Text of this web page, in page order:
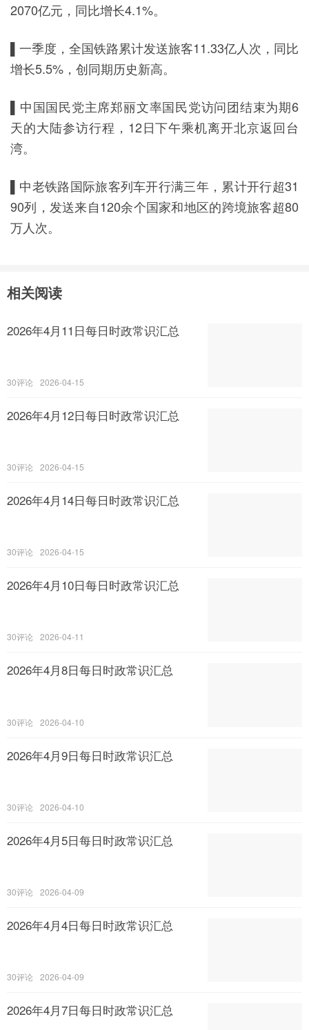
2070亿元，同比增长4.1%。
▌一季度，全国铁路累计发送旅客11.33亿人次，同比
增长5.5%，创同期历史新高。
▌中国国民党主席郑丽文率国民党访问团结束为期6
天的大陆参访行程，12日下午乘机离开北京返回台
湾。
▌中老铁路国际旅客列车开行满三年，累计开行超31
90列，发送来自120余个国家和地区的跨境旅客超80
万人次。
相关阅读
2026年4月11日每日时政常识汇总
30 2026-04-15
2026年4月12日每日时政常识汇总
30 2026-04-15
2026年4月14日每日时政常识汇总
30 2026-04-15
2026年4月10日每日时政常识汇总
30 2026-04-11
2026年4月8日每日时政常识汇总
30 2026-04-10
2026年4月9日每日时政常识汇总
30 2026-04-10
2026年4月5日每日时政常识汇总
30 2026-04-09
2026年4月4日每日时政常识汇总
30 2026-04-09
2026年4月7日每日时政常识汇总